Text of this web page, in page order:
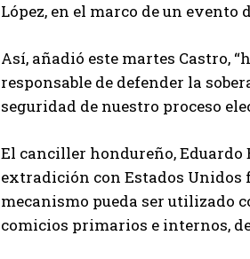
López, en el marco de un
Así, añadió este martes Castro,
responsable de defender la
seguridad de nuestro proceso
El canciller hondureño, Eduardo
extradición con Estados Unidos
mecanismo pueda ser utilizado
comicios primarios e internos,